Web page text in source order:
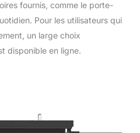
fournis, comme le porte-
Pour les utilisateurs qui
un large choix
disponible en ligne.